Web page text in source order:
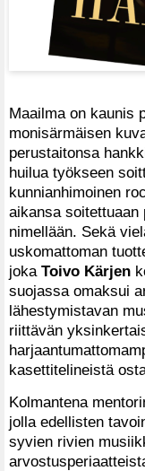
Maailma on kaunis
monisärmäisen
perustaitonsa
huilua työkseen
kunnianhimoinen
aikansa
nimellään. Sekä
uskomattoman
joka Toivo Kärjen
suojassa omaksui
lähestymistavan
riittävän
kasettitelineistä
Kolmantena
jolla edellisten
syvien rivien